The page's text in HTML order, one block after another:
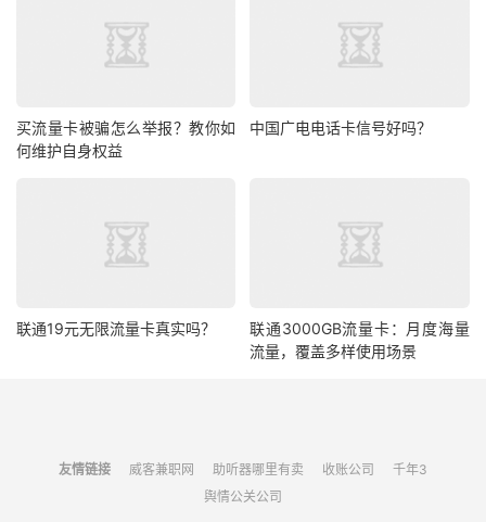
买流量卡被骗怎么举报？教你如
何维护自身权益
中国广电电话卡信号好吗？
联通19元无限流量卡真实吗？
联通3000GB流量卡：月度海量
流量，覆盖多样使用场景
友情链接 威客兼职网 助听器哪里有卖 收账公司
千年3
舆情公关公司